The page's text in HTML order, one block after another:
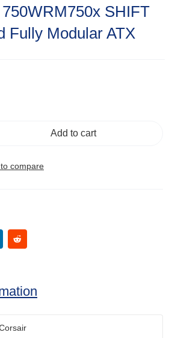
0.001
of
5
SHIFT
Fully Modular ATX
Add to cart